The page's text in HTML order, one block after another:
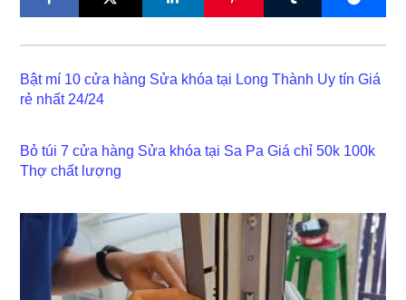
Bật mí 10 cửa hàng Sửa khóa tại Long Thành Uy tín Giá
rẻ nhất 24/24
Bỏ túi 7 cửa hàng Sửa khóa tại Sa Pa Giá chỉ 50k 100k
Thợ chất lượng